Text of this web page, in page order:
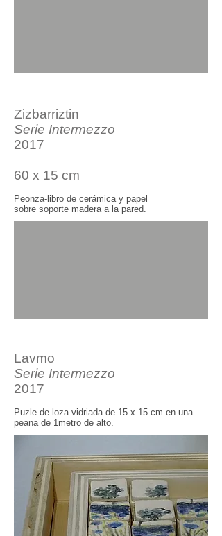
Zizbarriztin
Serie Intermezzo
2017
60 x 15 cm
Peonza-libro de cerámica y papel
sobre soporte madera a la pared.
Lavmo
Serie Intermezzo
2017
Puzle de loza vidriada de 15 x 15 cm en una
peana de 1metro de alto.